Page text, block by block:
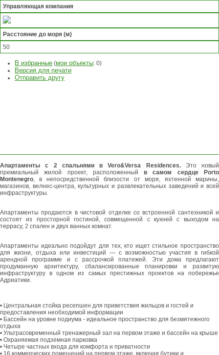
Управляющая компания
Расстояние до моря (м)
50
В избранные (мои объекты: 0)
Версия для печати
Отправить другу
Апартаменты с 2 спальнями в Vero&Versa Residences. Это новый
премиальный жилой проект, расположенныйв самом сердце Porto
Montenegro, в непосредственной близости от моря, яхтенной марины,
магазинов, велнес-центра, культурных и развлекательных заведений и всей
инфраструктуры.
Апартаменты продаются в чистовой отделке со встроенной сантехникой и
состоят из просторной гостиной, совмещенной с кухней с выходом на
террасу, 2 спален и двух ванных комнат.
Апартаменты идеально подойдут для тех, кто ищет стильное пространство
для жизни, отдыха или инвестиций — с возможностью участия в гибкой
арендной программе и с рассрочкой платежей. Эти дома предлагают
продуманную архитектуру, сбалансированные планировки и развитую
инфраструктуру в одном из самых престижных проектов на побережье
Адриатики.
• Центральная стойка ресепшен для приветствия жильцов и гостей и
предоставления необходимой информации
• Бассейн на уровне подиума - идеальное пространство для безмятежного
отдыха
• Ультрасовременный тренажерный зал на первом этаже и бассейн на крыше
• Охраняемая подземная парковка
• Четыре частных входа для комфорта и приватности
• 16 коммерческих помещений на первом этаже, включая бутики и